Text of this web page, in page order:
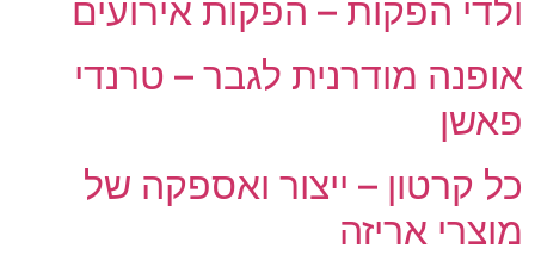
ולדי הפקות – הפקות אירועים
אופנה מודרנית לגבר – טרנדי
פאשן
כל קרטון – ייצור ואספקה של
מוצרי אריזה